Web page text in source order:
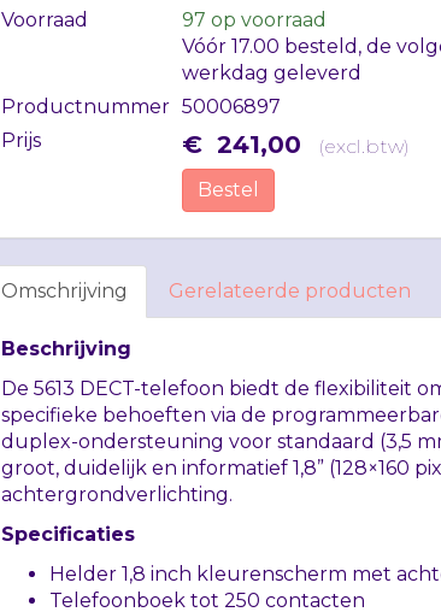
Voorraad
97op voorraad
Vóór 17.00 besteld, de
werkdag geleverd
Productnummer 50006897
Prijs
€ 241,00 (excl.btw)
Bestel
Omschrijving Gerelateerde producten
Beschrijving
De 5613 DECT-telefoon biedt de flexibiliteit
specifieke behoeften via de
duplex-ondersteuning voor standaard (3,5
groot, duidelijk en informatief 1,8” (128×160
achtergrondverlichting.
Specificaties
Helder 1,8 inch kleurenscherm met
Telefoonboek tot 250 contacten